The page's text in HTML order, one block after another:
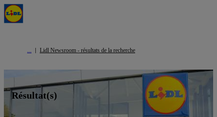
Lidl Newsroom - résultats de la recherche
Résultat(s)